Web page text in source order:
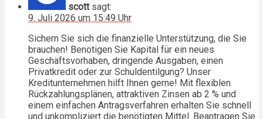
scott sagt:
9. Juli 2026 um 15:49 Uhr
Sichern Sie sich die finanzielle Unterstützung, die Sie
brauchen! Benötigen Sie Kapital für ein neues
Geschäftsvorhaben, dringende Ausgaben, einen
Privatkredit oder zur Schuldentilgung? Unser
Kreditunternehmen hilft Ihnen gerne! Mit flexiblen
Rückzahlungsplänen, attraktiven Zinsen ab 2 % und
einem einfachen Antragsverfahren erhalten Sie schnell
und unkompliziert die benötigten Mittel. Beantragen Sie